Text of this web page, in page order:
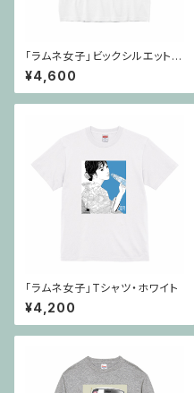
「ラムネ女子」ビックシルエット・
Tシャツ
¥4,600
「ラムネ女子」Tシャツ・ホワイト
¥4,200